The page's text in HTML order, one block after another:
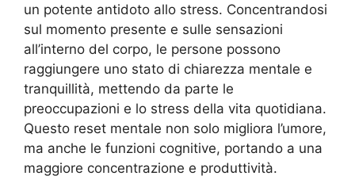
un potente antidoto allo stress. Concentrandosi
sul momento presente e sulle sensazioni
all’interno del corpo, le persone possono
raggiungere uno stato di chiarezza mentale e
tranquillità, mettendo da parte le
preoccupazioni e lo stress della vita quotidiana.
Questo reset mentale non solo migliora l’umore,
ma anche le funzioni cognitive, portando a una
maggiore concentrazione e produttività.